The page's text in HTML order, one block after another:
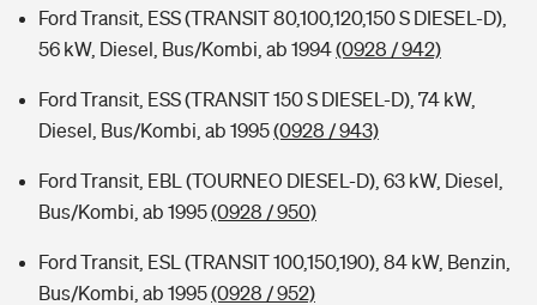
Ford Transit, ESS (TRANSIT 80,100,120,150 S DIESEL-D),
56 kW, Diesel, Bus/Kombi, ab 1994(0928 / 942)
Ford Transit, ESS (TRANSIT 150 S DIESEL-D), 74 kW,
Diesel, Bus/Kombi, ab 1995(0928 / 943)
Ford Transit, EBL (TOURNEO DIESEL-D), 63 kW, Diesel,
Bus/Kombi, ab 1995(0928 / 950)
Ford Transit, ESL (TRANSIT 100,150,190), 84 kW, Benzin,
Bus/Kombi, ab 1995(0928 / 952)